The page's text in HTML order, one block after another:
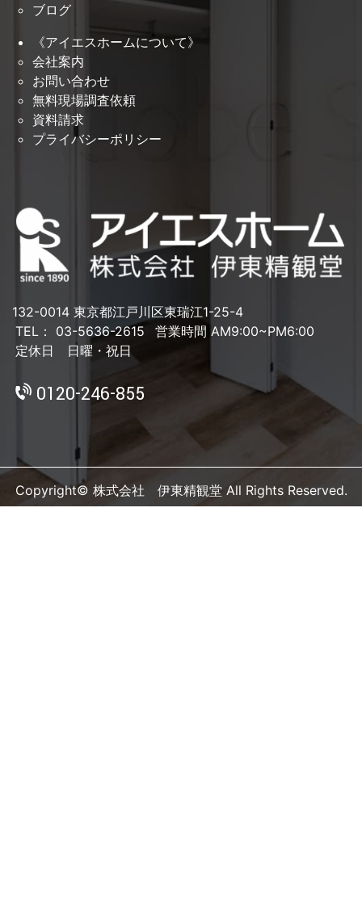
ブログ
《アイエスホームについて》
会社案内
お問い合わせ
無料現場調査依頼
資料請求
プライバシーポリシー
132-0014 東京都江戸川区東瑞江1-25-4
TEL： 03-5636-2615
営業時間 AM9:00~PM6:00
定休日 日曜・祝日
0120-246-855
Copyright© 株式会社 伊東精観堂 All Rights Reserved.